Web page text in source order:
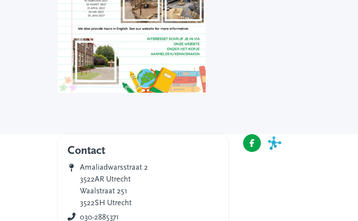
Contact
Amaliadwarsstraat 2
3522AR Utrecht
Waalstraat 251
3522SH Utrecht
030-2885371